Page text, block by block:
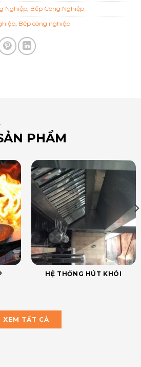
Nghiệp Bếp Công Nghiệp
Bếp công nghiệp
PHẨM
HỆ THỐNG HÚT KHÓI
XEM TẤT CẢ